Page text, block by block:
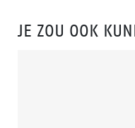
voeten fris.
JE ZOU OOK